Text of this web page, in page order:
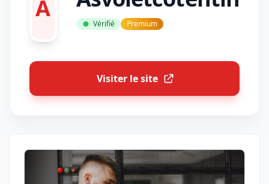
A
Vérifié Premium
Visiter le site